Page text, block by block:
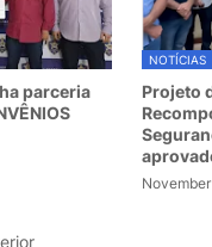
parceria
NOTÍCIAS
Projeto